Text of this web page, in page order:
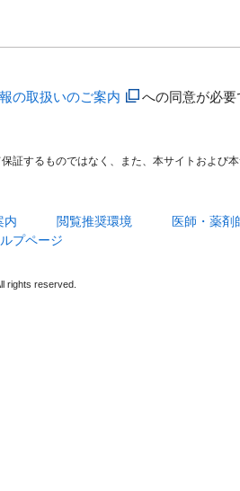
の取扱いのご案内 への同意が必要
するものではなく、また、本サイトおよび
内 閲覧推奨環境
医師・薬剤
プページ
rights reserved.